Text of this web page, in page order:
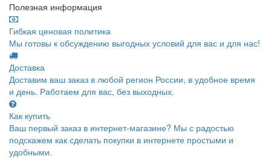
Полезная информация
Гибкая ценовая политика
Мы готовы к обсуждению выгодных условий для вас и для нас!
Доставка
Доставим ваш заказ в любой регион России, в удобное время
и день. Работаем для вас, без выходных.
Как купить
Ваш первый заказ в интернет-магазине? Мы с радостью
подскажем как сделать покупки в интернете простыми и
удобными.